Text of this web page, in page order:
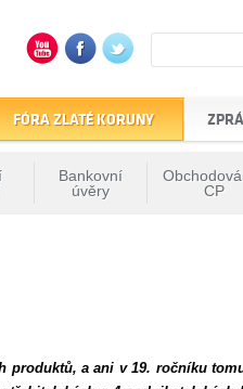
FÓRA ZLATÉ KORUNY
Bankovní
úvěry
CP
a ani v 19. ročníku